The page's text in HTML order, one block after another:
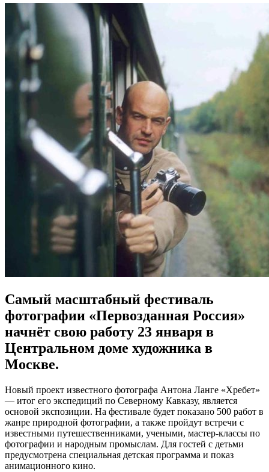
Самый масштабный фестиваль
фотографии «Первозданная Россия»
начнёт свою работу 23 января в
Центральном доме художника в
Москве.
Новый проект известного фотографа Антона Ланге «Хребет»
— итог его экспедиций по Северному Кавказу, является
основой экспозиции. На фестивале будет показано 500 работ в
жанре природной фотографии, а также пройдут встречи с
известными путешественниками, учеными, мастер-классы по
фотографии и народным промыслам. Для гостей с детьми
предусмотрена специальная детская программа и показ
анимационного кино.